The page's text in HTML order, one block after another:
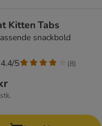
Kitten Tabs
snackbold
5 (8)